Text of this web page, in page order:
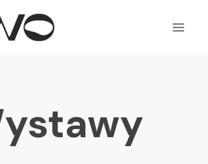
NOWO by Oliwia
Ledzińska